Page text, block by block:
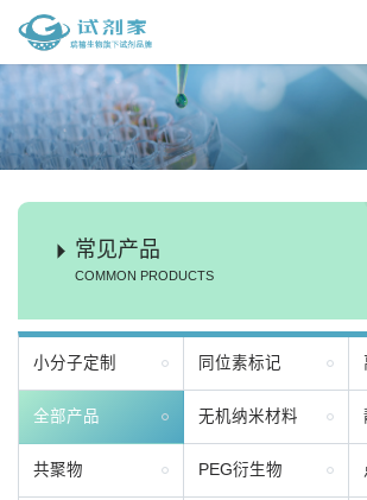
常见产品
COMMON PRODUCTS
小分子定制 同位素标记
全部产品 无机纳米材料
共聚物 PEG衍生物